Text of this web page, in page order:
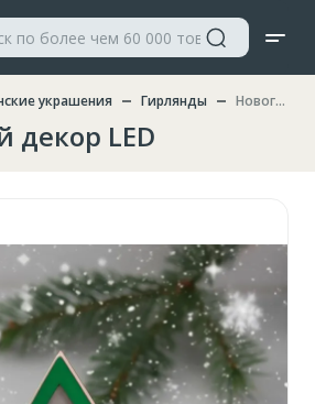
украшения Гирлянды Новогодний декор LED
декор LED